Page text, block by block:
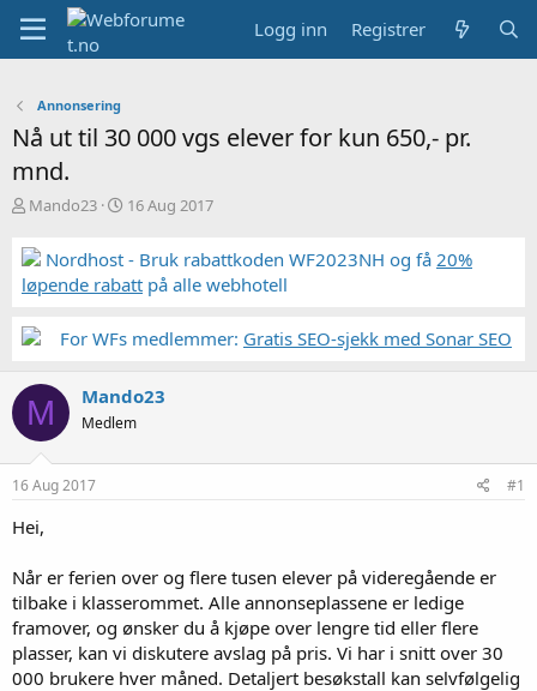
Logg inn Registrer
Annonsering
Nå ut til 30 000 vgs elever for kun 650,- pr.
mnd.
T
å
d
s
a
e
r
Mando23
S
r
t
a
16 Aug 2017
Nordhost - Bruk rabattkoden WF2023NH og få 20%
løpende rabatt på alle webhotell
For WFs medlemmer: Gratis SEO-sjekk med Sonar SEO
M Mando23
Medlem
16 Aug 2017 #1
Hei,
Når er ferien over og flere tusen elever på videregående er
tilbake i klasserommet. Alle annonseplassene er ledige
framover, og ønsker du å kjøpe over lengre tid eller flere
plasser, kan vi diskutere avslag på pris. Vi har i snitt over 30
000 brukere hver måned. Detaljert besøkstall kan selvfølgelig